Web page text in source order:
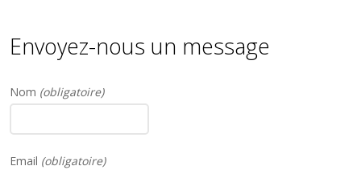
Envoyez-nous un message
Nom (obligatoire)
Email (obligatoire)